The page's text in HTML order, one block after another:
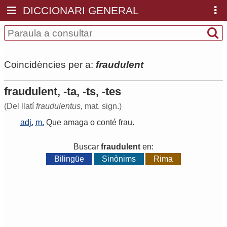
DICCIONARI GENERAL
Coincidències per a: fraudulent
fraudulent, -ta, -ts, -tes
(Del llatí fraudulentus, mat. sign.)
adj. m. Que amaga o conté frau.
Buscar fraudulent en:
Bilingüe
Sinònims Rima